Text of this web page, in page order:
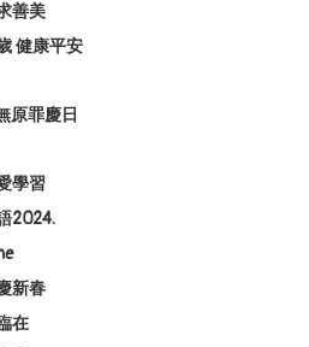
善美
健康平安
原罪慶日
學習
2024.
新春
在